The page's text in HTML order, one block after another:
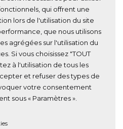
URBAINE
qui offrent une
lors de l'utilisation du site
que nous utilisons
agrégées sur l'utilisation du
Si vous choisissez "TOUT
à l'utilisation de tous les
et refuser des types de
votre consentement
sous « Paramètres ».